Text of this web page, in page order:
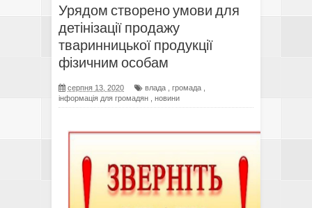
Урядом створено умови для
детінізації продажу
тваринницької продукції
фізичним особам
серпня 13, 2020 влада громада
інформація для громадян
новини